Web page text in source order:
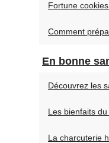
Fortune cookies
Comment
En bonne
Découvrez les
Les bienfaits du
La charcuterie